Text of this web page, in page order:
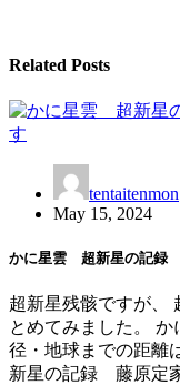
Related Posts
tentaitenmon
May 15, 2024
かに星雲 超新星の記録
超新星残骸ですが、
とめてみました。
径・地球までの距離
新星の記録 藤原定